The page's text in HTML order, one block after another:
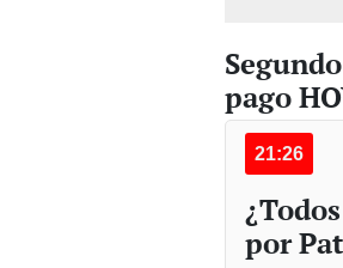
pago
21:26
por